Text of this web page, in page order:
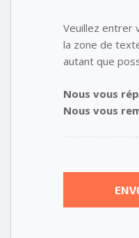
Veuillez entrer
la zone de
autant que
Nous vous
Nous vous